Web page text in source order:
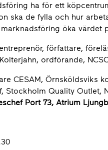
ha för ett
ska de fylla och hur
öka värdet
författare,
ordförande,
CESAM, Örnsköldsviks
Stockholm Quality Outlet,
Port 73, Atrium